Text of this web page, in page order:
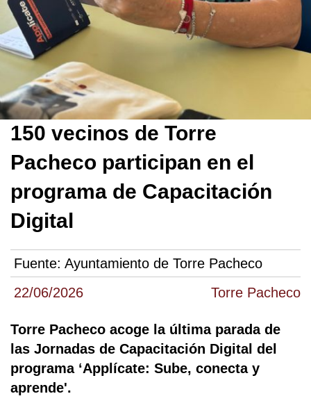
22/06/2026 Torre Pacheco
150 vecinos de Torre
Pacheco participan en el
programa de Capacitación
Digital
Fuente: Ayuntamiento de Torre Pacheco
Torre Pacheco acoge la última parada de
las Jornadas de Capacitación Digital del
programa ‘Applícate: Sube, conecta y
aprende'.